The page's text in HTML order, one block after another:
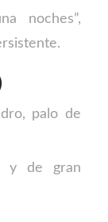
noches”,
palo de
y de gran